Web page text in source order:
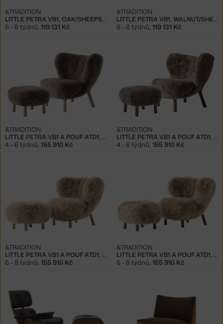
LITTLE PETRA VB1, OAK/SHEEPSKIN HONEY
&TRADITION
6 - 8 týdnů, 119 131 Kč
LITTLE PETRA VB1, WALNUT/SHEEPSKIN HONEY
&TRADITION
6 - 8 týdnů, 119 131 Kč
LITTLE PETRA VB1 A POUF ATD1, OAK/SHEEPSKIN SAHARA
&TRADITION
4 - 6 týdnů, 155 910 Kč
LITTLE PETRA VB1 A POUF ATD1, WALNUT/SHEEPSKIN SAHARA
&TRADITION
4 - 6 týdnů, 155 910 Kč
LITTLE PETRA VB1 A POUF ATD1, OAK/SHEEPSKIN HONEY
&TRADITION
6 - 8 týdnů, 155 910 Kč
LITTLE PETRA VB1 A POUF ATD1, WALNUT/SHEEPSKIN HONEY
&TRADITION
6 - 8 týdnů, 155 910 Kč